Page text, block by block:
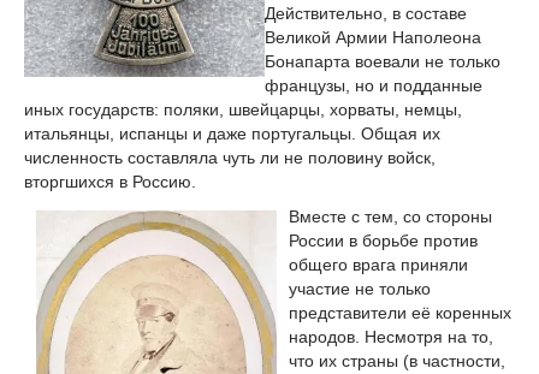
Действительно, в составе
Великой Армии Наполеона
Бонапарта воевали не только
французы, но и подданные
иных государств: поляки, швейцарцы, хорваты, немцы,
итальянцы, испанцы и даже португальцы. Общая их
численность составляла чуть ли не половину войск,
вторгшихся в Россию.
Вместе с тем, со стороны
России в борьбе против
общего врага приняли
участие не только
представители её коренных
народов. Несмотря на то,
что их страны (в частности,